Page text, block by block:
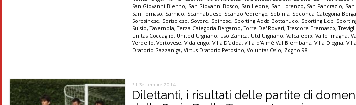
San Giovanni Bienno, San Giovanni Bosco, San Leone, San Lorenzo, San Pancrazio,
San Tomaso, Sarnico, Scannabuese, ScanzoPedrengo, Sebinia, Seconda Categoria
Soresinese, Sorisolese, Sovere, Spinese, Sporting Adda Bottanuco, Sporting Leb,
Suisio,Tavernola,Terza Categoria Bergamo,Torre De' Roveri,Trescore Cremasco,
Unitas Coccaglio, United Urgnano, Uso Zanica, Utd Urgnano,Valcalepio,Valle Imagna,
Verdello,Vertovese,Vidalengo,Villa D'adda,Villa d'Almè Val Brembana,Villa D'ogna,
Oratorio Gazzaniga,Virtus Oratorio Petosino,Voluntas Osio, Zogno 98
21 Settembre 2014
Dilettanti, i risultati delle partite di